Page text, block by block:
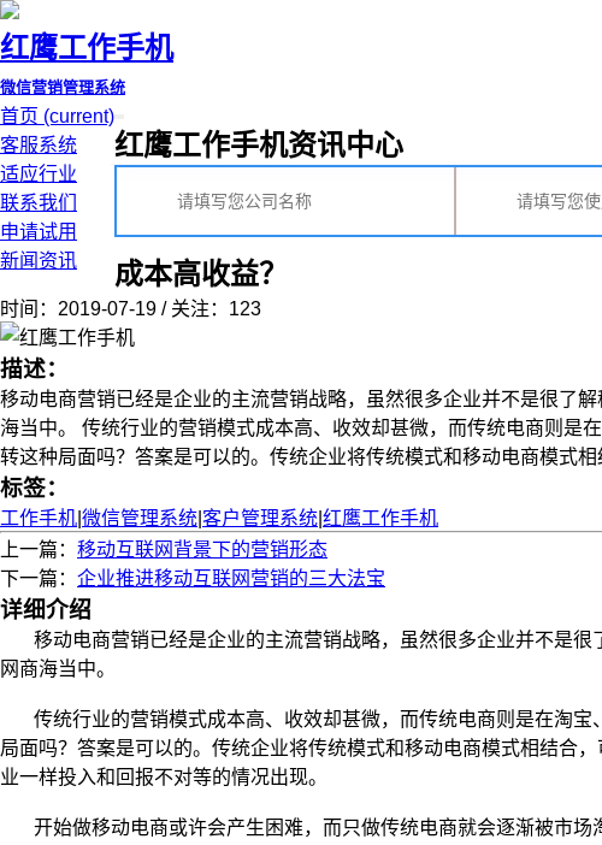
红鹰工作手机
微信营销管理系统
首页 (current)
客服系统
适应行业
联系我们
申请试用
新闻资讯
红鹰工作手机资讯中心
成本高收益？
时间：2019-07-19 / 关注：123
描述：
移动电商营销已经是企业的主流营销战略，虽然很多企业并不是很了
海当中。 传统行业的营销模式成本高、收效却甚微，而传统电商则是
转这种局面吗？答案是可以的。传统企业将传统模式和移动电商模式
标签：
工作手机 微信管理系统 客户管理系统 红鹰工作手机
上一篇： 移动互联网背景下的营销形态
下一篇： 企业推进移动互联网营销的三大法宝
详细介绍
移动电商营销已经是企业的主流营销战略，虽然很多企业并不是
网商海当中。
传统行业的营销模式成本高、收效却甚微，而传统电商则是在淘
局面吗？答案是可以的。传统企业将传统模式和移动电商模式相结合
业一样投入和回报不对等的情况出现。
开始做移动电商或许会产生困难，而只做传统电商就会逐渐被市